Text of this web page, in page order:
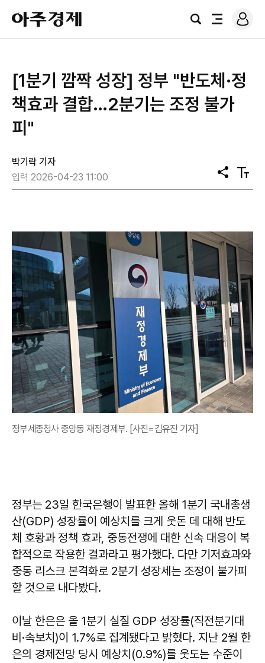
아
주
경
검
전
로
그
[1분기 깜짝 성장] 정부 "반도체·정
책효과 결합…2분기는 조정 불가
피"
박기락 기자
입력 2026-04-23 11:00
공
유
텍
스
정부세종청사 중앙동 재정경제부. [사진=김유진 기자]
정부는 23일 한국은행이 발표한 올해 1분기 국내총생
산(GDP) 성장률이 예상치를 크게 웃돈 데 대해 반도
체 호황과 정책 효과, 중동전쟁에 대한 신속 대응이 복
합적으로 작용한 결과라고 평가했다. 다만 기저효과와
중동 리스크 본격화로 2분기 성장세는 조정이 불가피
할 것으로 내다봤다.
이날 한은은 올 1분기 실질 GDP 성장률(직전분기대
비·속보치)이 1.7%로 집계됐다고 밝혔다. 지난 2월 한
은의 경제전망 당시 예상치(0.9%)를 웃도는 수준이